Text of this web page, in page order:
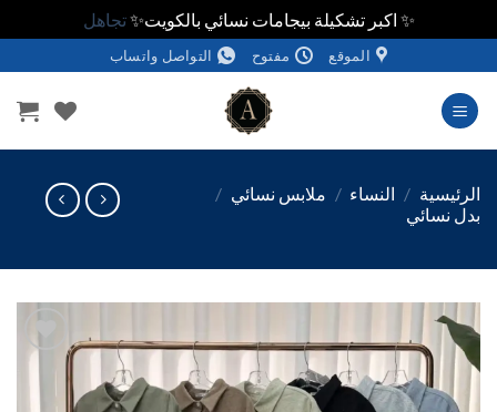
✨ اكبر تشكيلة بيجامات نسائي بالكويت✨تجاهل
الموقع مفتوح التواصل واتساب
/ النساء / ملابس نسائي /
نسائي
اضف
الي